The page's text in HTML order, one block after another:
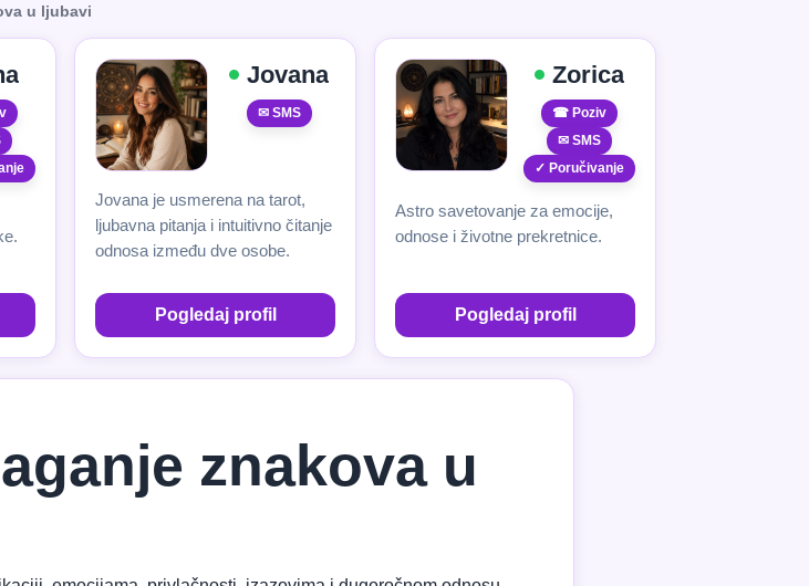
u ljubavi
Jovana
✉ SMS
Jovana je usmerena na tarot,
ljubavna pitanja i intuitivno čitanje
odnosa između dve osobe.
Pogledaj profil
Zorica
☎ Poziv
✉ SMS
✓ Poručivanje
Astro savetovanje za emocije,
odnose i životne prekretnice.
Pogledaj profil
znakova u